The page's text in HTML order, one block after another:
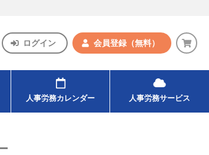
ログイン 会員登録 （無料）
人事労務カレンダー 人事労務サービス